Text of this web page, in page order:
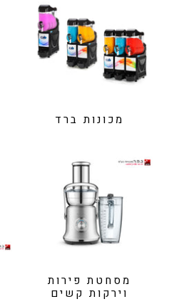
מכונות ברד
מסחטת פירות
וירקות קשים